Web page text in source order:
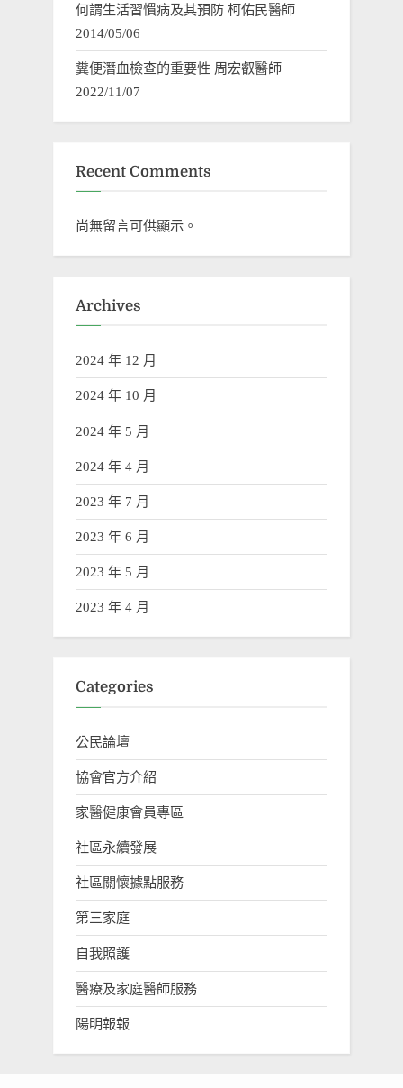
何謂生活習慣病及其預防 柯佑民醫師
2014/05/06
糞便潛血檢查的重要性 周宏叡醫師
2022/11/07
Recent Comments
尚無留言可供顯示。
Archives
2024 年 12 月
2024 年 10 月
2024 年 5 月
2024 年 4 月
2023 年 7 月
2023 年 6 月
2023 年 5 月
2023 年 4 月
Categories
公民論壇
協會官方介紹
家醫健康會員專區
社區永續發展
社區關懷據點服務
第三家庭
自我照護
醫療及家庭醫師服務
陽明報報